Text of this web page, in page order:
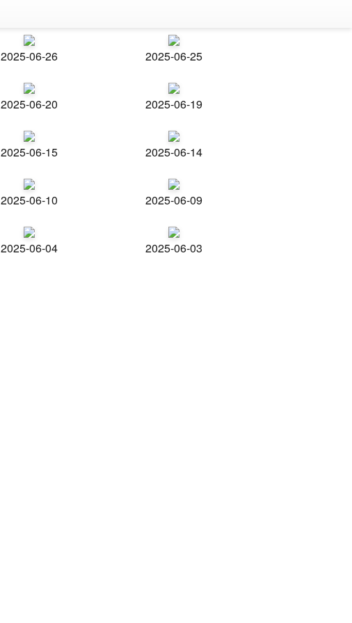
2025-06-26 2025-06-25
2025-06-20 2025-06-19
2025-06-15 2025-06-14
2025-06-10 2025-06-09
2025-06-04 2025-06-03